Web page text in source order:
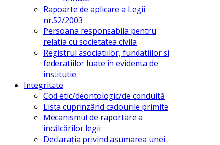
Rapoarte de aplicare a Legii
nr.52/2003
Persoana responsabila pentru
relatia cu societatea civila
Registrul asociatiilor, fundatiilor si
federatiilor luate in evidenta de
institutie
Integritate
Cod etic/deontologic/de conduită
Lista cuprinzând cadourile primite
Mecanismul de raportare a
încălcărilor legii
Declarația privind asumarea unei